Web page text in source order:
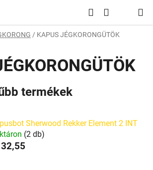
Keresés
/ KAPUS JÉGKORONGÜTÖK
termékek
Sherwood Rekker Element 2 INT
(2 db)